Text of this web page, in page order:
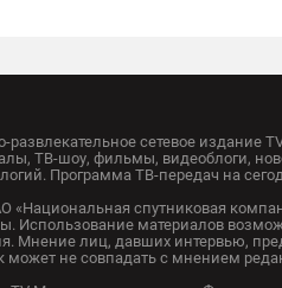
сетевое издание
ТВ-шоу, фильмы, видеоблоги,
Программа ТВ-передач на
«Национальная спутниковая
Использование материалов
Мнение лиц, давших интервью,
может не совпадать с мнением